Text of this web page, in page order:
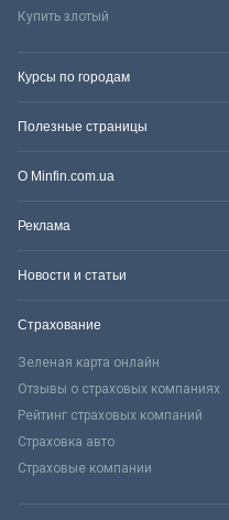
Купить злотый
Курсы по городам
Полезные страницы
О Minfin.com.ua
Реклама
Новости и статьи
Страхование
Зеленая карта онлайн
Отзывы о страховых компаниях
Рейтинг страховых компаний
Страховка авто
Страховые компании